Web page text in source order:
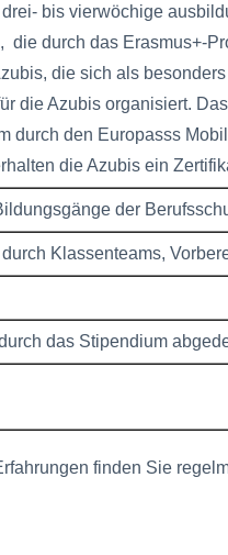
bis vierwöchige
durch das Erasmus+-
die sich als
die Azubis organisiert.
durch den Europasss
die Azubis ein
der
Klassenteams,
das Stipendium
finden Sie